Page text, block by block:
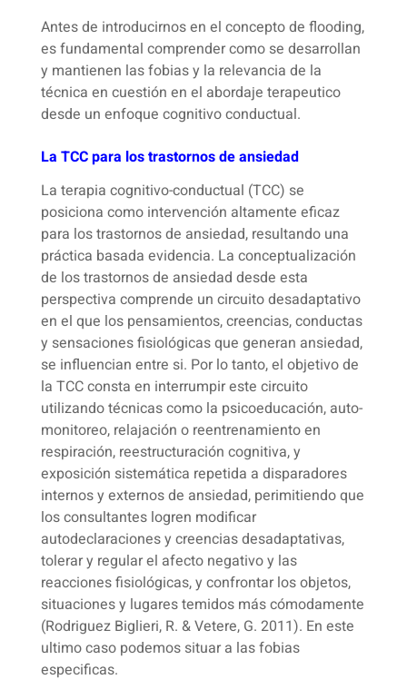
Antes de introducirnos en el concepto de flooding,
es fundamental comprender como se desarrollan
y mantienen las fobias y la relevancia de la
técnica en cuestión en el abordaje terapeutico
desde un enfoque cognitivo conductual.
La TCC para los trastornos de ansiedad
La terapia cognitivo-conductual (TCC) se
posiciona como intervención altamente eficaz
para los trastornos de ansiedad, resultando una
práctica basada evidencia. La conceptualización
de los trastornos de ansiedad desde esta
perspectiva comprende un circuito desadaptativo
en el que los pensamientos, creencias, conductas
y sensaciones fisiológicas que generan ansiedad,
se influencian entre si. Por lo tanto, el objetivo de
la TCC consta en interrumpir este circuito
utilizando técnicas como la psicoeducación, auto-
monitoreo, relajación o reentrenamiento en
respiración, reestructuración cognitiva, y
exposición sistemática repetida a disparadores
internos y externos de ansiedad, perimitiendo que
los consultantes logren modificar
autodeclaraciones y creencias desadaptativas,
tolerar y regular el afecto negativo y las
reacciones fisiológicas, y confrontar los objetos,
situaciones y lugares temidos más cómodamente
(Rodriguez Biglieri, R. & Vetere, G. 2011). En este
ultimo caso podemos situar a las fobias
especificas.